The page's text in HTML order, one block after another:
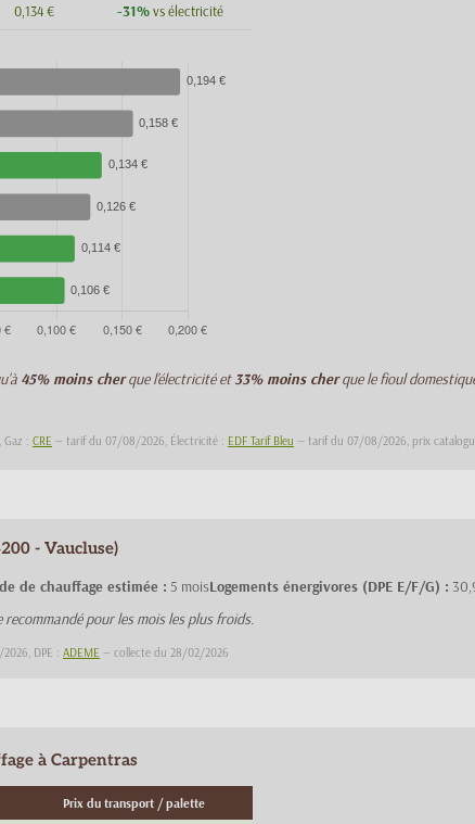
0,134 € -31%vs électricité
45% moins cherque l'électricité et33% moins cherque le fioul
: CRE — tarif du 07/08/2026, Électricité : EDF Tarif Bleu — tarif du 07/08/2026, prix
- Vaucluse)
de chauffage estimée : 5 moisLogements énergivores (DPE E/F/G) :
pour les mois les plus froids.
DPE : ADEME — collecte du 28/02/2026
à Carpentras
Prix du transport / palette